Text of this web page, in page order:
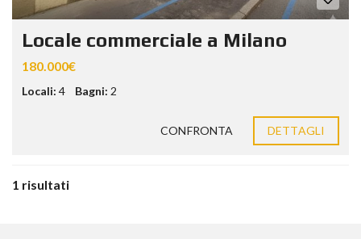
Locale commerciale a Milano
180.000€
Locali: 4 Bagni: 2
CONFRONTA DETTAGLI
1 risultati